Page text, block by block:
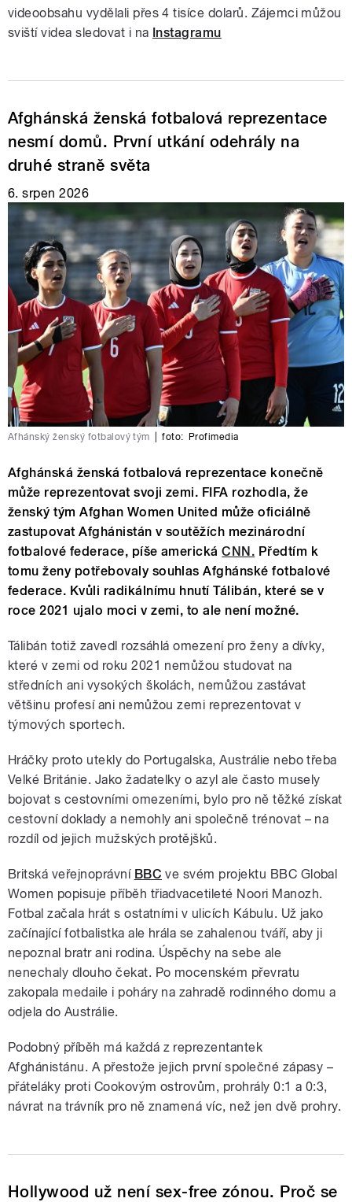
videoobsahu vydělali přes 4 tisíce dolarů. Zájemci můžou
sviští videa sledovat i na Instagramu
Afghánská ženská fotbalová reprezentace
nesmí domů. První utkání odehrály na
druhé straně světa
6. srpen 2026
Afhánský ženský fotbalový tým foto: Profimedia
Afghánská ženská fotbalová reprezentace konečně
může reprezentovat svoji zemi. FIFA rozhodla, že
ženský tým Afghan Women United může oficiálně
zastupovat Afghánistán v soutěžích mezinárodní
fotbalové federace, píše americkáCNN. Předtím k
tomu ženy potřebovaly souhlas Afghánské fotbalové
federace. Kvůli radikálnímu hnutí Tálibán, které se v
roce 2021 ujalo moci v zemi, to ale není možné.
Tálibán totiž zavedl rozsáhlá omezení pro ženy a dívky,
které v zemi od roku 2021 nemůžou studovat na
středních ani vysokých školách, nemůžou zastávat
většinu profesí ani nemůžou zemi reprezentovat v
týmových sportech.
Hráčky proto utekly do Portugalska, Austrálie nebo třeba
Velké Británie. Jako žadatelky o azyl ale často musely
bojovat s cestovními omezeními, bylo pro ně těžké získat
cestovní doklady a nemohly ani společně trénovat – na
rozdíl od jejich mužských protějšků.
Britská veřejnoprávní BBC ve svém projektu BBC Global
Women popisuje příběh třiadvacetileté Noori Manozh.
Fotbal začala hrát s ostatními v ulicích Kábulu. Už jako
začínající fotbalistka ale hrála se zahalenou tváří, aby ji
nepoznal bratr ani rodina. Úspěchy na sebe ale
nenechaly dlouho čekat. Po mocenském převratu
zakopala medaile i poháry na zahradě rodinného domu a
odjela do Austrálie.
Podobný příběh má každá z reprezentantek
Afghánistánu. A přestože jejich první společné zápasy –
přáteláky proti Cookovým ostrovům, prohrály 0:1 a 0:3,
návrat na trávník pro ně znamená víc, než jen dvě prohry.
Hollywood už není sex-free zónou. Proč se